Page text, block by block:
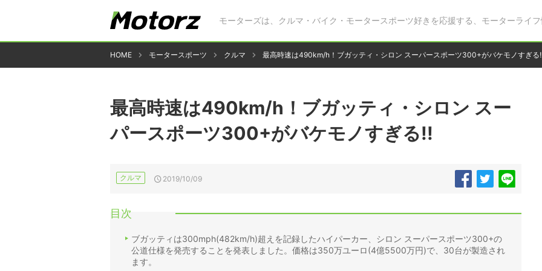
モーターズは、クルマ・バイク・モータースポーツ好きを応援する、モーターライフ
HOME モータースポーツ クルマ 最高時速は490km/h！ブガッティ・シロン スーパースポーツ300+がバケモノすぎる
最高時速は490km/h！ブガッティ・シロン スー
パースポーツ300+がバケモノすぎる!!
クルマ 2019/10/09
目次
ブガッティは300mph(482km/h)超えを記録したハイパーカー、シロン スーパースポーツ300+の
公道仕様を発売することを発表しました。価格は350万ユーロ(4億5500万円)で、30台が製造され
ます。